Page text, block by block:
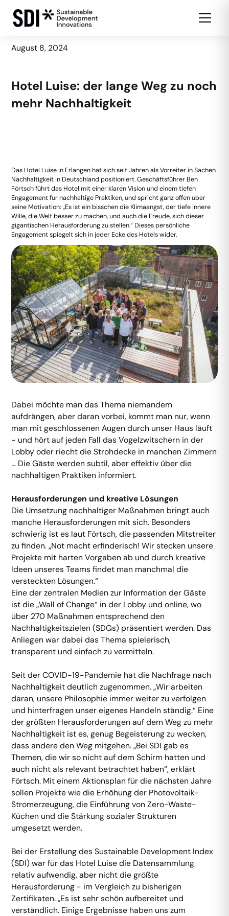
August 8, 2024
Hotel Luise: der lange Weg zu noch
mehr Nachhaltigkeit
Das Hotel Luise in Erlangen hat sich seit Jahren als Vorreiter in Sachen
Nachhaltigkeit in Deutschland positioniert. Geschäftsführer Ben
Förtsch führt das Hotel mit einer klaren Vision und einem tiefen
Engagement für nachhaltige Praktiken, und spricht ganz offen über
seine Motivation: „Es ist ein bisschen die Klimaangst, der tiefe innere
Wille, die Welt besser zu machen, und auch die Freude, sich dieser
gigantischen Herausforderung zu stellen.“ Dieses persönliche
Engagement spiegelt sich in jeder Ecke des Hotels wider.
Dabei möchte man das Thema niemandem
aufdrängen, aber daran vorbei, kommt man nur, wenn
man mit geschlossenen Augen durch unser Haus läuft
- und hört auf jeden Fall das Vogelzwitschern in der
Lobby oder riecht die Strohdecke in manchen Zimmern
... Die Gäste werden subtil, aber effektiv über die
nachhaltigen Praktiken informiert.
Herausforderungen und kreative Lösungen
Die Umsetzung nachhaltiger Maßnahmen bringt auch
manche Herausforderungen mit sich. Besonders
schwierig ist es laut Förtsch, die passenden Mitstreiter
zu finden. „Not macht erfinderisch! Wir stecken unsere
Projekte mit harten Vorgaben ab und durch kreative
Ideen unseres Teams findet man manchmal die
versteckten Lösungen.“
Eine der zentralen Medien zur Information der Gäste
ist die „Wall of Change“ in der Lobby und online, wo
über 270 Maßnahmen entsprechend den
Nachhaltigkeitszielen (SDGs) präsentiert werden. Das
Anliegen war dabei das Thema spielerisch,
transparent und einfach zu vermitteln.
Seit der COVID-19-Pandemie hat die Nachfrage nach
Nachhaltigkeit deutlich zugenommen. „Wir arbeiten
daran, unsere Philosophie immer weiter zu verfolgen
und hinterfragen unser eigenes Handeln ständig.“ Eine
der größten Herausforderungen auf dem Weg zu mehr
Nachhaltigkeit ist es, genug Begeisterung zu wecken,
dass andere den Weg mitgehen. „Bei SDI gab es
Themen, die wir so nicht auf dem Schirm hatten und
auch nicht als relevant betrachtet haben“, erklärt
Förtsch. Mit einem Aktionsplan für die nächsten Jahre
sollen Projekte wie die Erhöhung der Photovoltaik-
Stromerzeugung, die Einführung von Zero-Waste-
Küchen und die Stärkung sozialer Strukturen
umgesetzt werden.
Bei der Erstellung des Sustainable Development Index
(SDI) war für das Hotel Luise die Datensammlung
relativ aufwendig, aber nicht die größte
Herausforderung - im Vergleich zu bisherigen
Zertifikaten. „Es ist sehr schön aufbereitet und
verständlich. Einige Ergebnisse haben uns zum